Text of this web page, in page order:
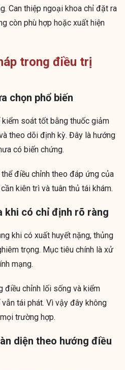
Can thiệp ngoại khoa chỉ đặt ra
còn phù hợp hoặc xuất hiện
trong điều trị
chọn phổ biến
soát tốt bằng thuốc giảm
theo dõi định kỳ. Đây là hướng
có biến chứng.
điều chỉnh theo đáp ứng của
kiên trì và tuân thủ tái khám.
khi có chỉ định rõ ràng
khi có xuất huyết nặng, thủng
trọng. Mục tiêu chính là xử
mạng.
điều chỉnh lối sống và kiểm
tái phát. Vì vậy đây không
trường hợp.
diện theo hướng điều